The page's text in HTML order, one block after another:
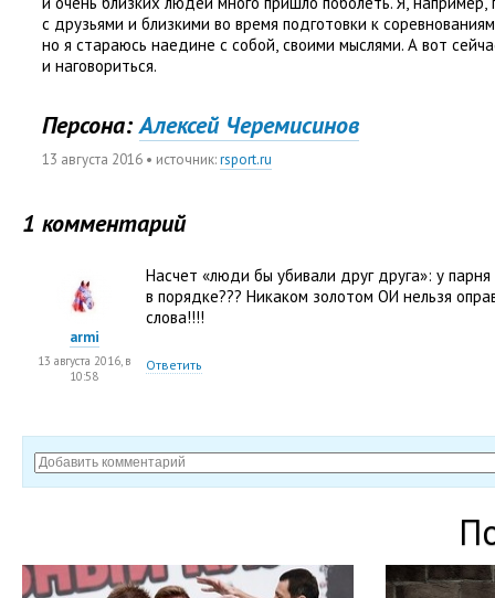
с друзьями и близкими во время подготовки к
но я стараюсь наедине с собой, своими мыслями. А вот
и наговориться.
Персона: Алексей Черемисинов
13 августа 2016 • источник:rsport.ru
1 комментарий
Насчет «люди бы убивали друг друга»: у парня
в порядке??? Никаком золотом ОИ нельзя
слова!!!!
Ответить
armi
13 августа 2016, в
10:58